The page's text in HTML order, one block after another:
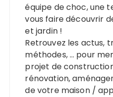
équipe de choc, une
vous faire découvrir
et jardin !
Retrouvez les actus,
méthodes, … pour
projet de
rénovation,
de votre maison /